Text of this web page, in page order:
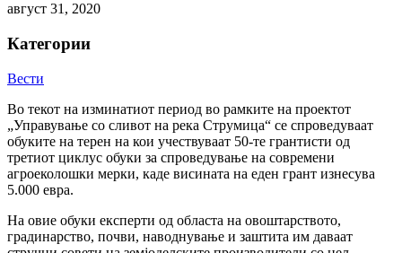
август 31, 2020
Категории
Вести
Во текот на изминатиот период во рамките на проектот
„Управување со сливот на река Струмица“ се спроведуваат
обуките на терен на кои учествуваат 50-те грантисти од
третиот циклус обуки за спроведување на современи
агроеколошки мерки, каде висината на еден грант изнесува
5.000 евра.
На овие обуки експерти од областа на овоштарството,
градинарство, почви, наводнување и заштита им даваат